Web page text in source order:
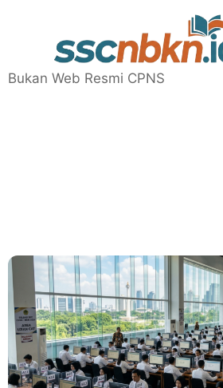
Bukan Web Resmi CPNS